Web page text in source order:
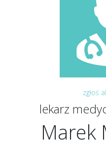
zgłoś
lekarz
Marek